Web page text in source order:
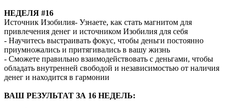
НЕДEЛЯ #16
Источник Изобилия- Узнаете, как стать магнитом для
привлечения денег и источником Изобилия для себя
- Научитесь выстраивать фокус, чтобы деньги постоянно
приумножались и притягивались в вашу жизнь
- Сможете правильно взаимодействовать с деньгами, чтобы
обладать внутренней свободой и независимостью от наличия
денег и находится в гармонии
ВАШ РЕЗУЛЬТАТ ЗА 16 НЕДЕЛЬ: